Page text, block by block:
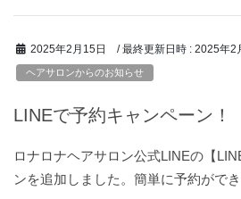
2025年2月15日 / 最終更新日時 : 2025年2
ヘアサロンからのお知らせ
LINEで予約キャンペーン！
ロナロナヘアサロン公式LINEの【
ンを追加しました。簡単に予約がで